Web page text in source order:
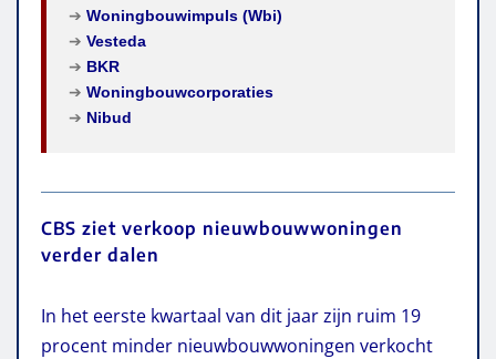
➔ Woningbouwimpuls (Wbi)
➔ Vesteda
➔ BKR
➔ Woningbouwcorporaties
➔ Nibud
CBS ziet verkoop nieuwbouwwoningen
verder dalen
In het eerste kwartaal van dit jaar zijn ruim 19
procent minder nieuwbouwwoningen verkocht